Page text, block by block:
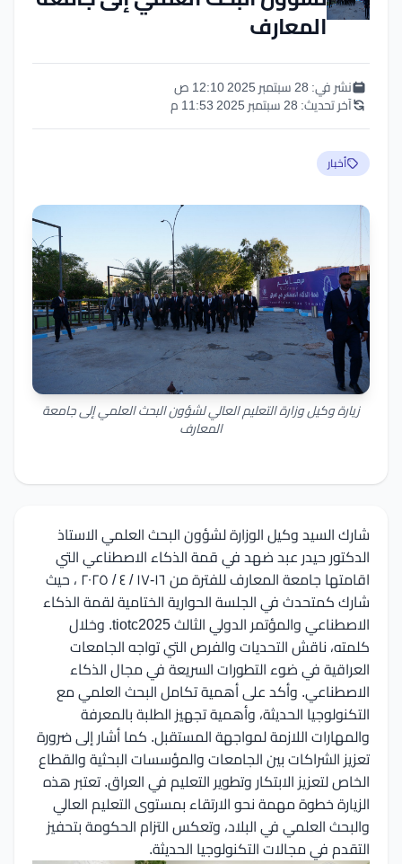
المعارف
نشر في:28 سبتمبر 2025 12:10 ص
آخر تحديث:28 سبتمبر 2025 11:53 م
أخبار
زيارة وكيل وزارة التعليم العالي لشؤون البحث العلمي إلى جامعة
المعارف
شارك السيد وكيل الوزارة لشؤون البحث العلمي الاستاذ
الدكتور حيدر عبد ضهد في قمة الذكاء الاصطناعي التي
اقامتها جامعة المعارف للفترة من ١٦-١٧ / ٤ / ٢٠٢٥ ، حيث
شارك كمتحدث في الجلسة الحوارية الختامية لقمة الذكاء
الاصطناعي والمؤتمر الدولي الثالث tiotc2025. وخلال
كلمته، ناقش التحديات والفرص التي تواجه الجامعات
العراقية في ضوء التطورات السريعة في مجال الذكاء
الاصطناعي. وأكد على أهمية تكامل البحث العلمي مع
التكنولوجيا الحديثة، وأهمية تجهيز الطلبة بالمعرفة
والمهارات اللازمة لمواجهة المستقبل. كما أشار إلى ضرورة
تعزيز الشراكات بين الجامعات والمؤسسات البحثية والقطاع
الخاص لتعزيز الابتكار وتطوير التعليم في العراق. تعتبر هذه
الزيارة خطوة مهمة نحو الارتقاء بمستوى التعليم العالي
والبحث العلمي في البلاد، وتعكس التزام الحكومة بتحفيز
التقدم في مجالات التكنولوجيا الحديثة.